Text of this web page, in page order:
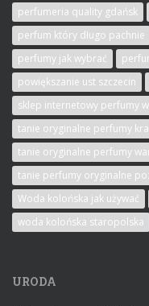
perfumeria quality gdańsk
perfum który długo pachnie
perfumy jak wybrać
powiększanie ust szczecin
sklep internetowy perfumy
tanie oryginalne perfumy
tanie oryginalne perfumy
tanie perfumy oryginalne
Woda kolońska jak używać
woda kolońska staropolska
URODA